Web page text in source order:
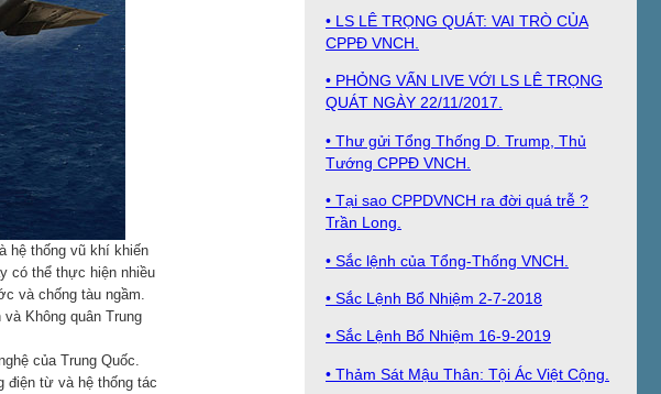
• LS LÊ TRỌNG QUÁT: VAI TRÒ CỦA
CPPĐ VNCH.
• PHỎNG VẤN LIVE VỚI LS LÊ TRỌNG
QUÁT NGÀY 22/11/2017.
• Thư gửi Tổng Thống D. Trump, Thủ
Tướng CPPĐ VNCH.
• Tại sao CPPDVNCH ra đời quá trễ ?
Trần Long.
• Sắc lệnh của Tổng-Thống VNCH.
• Sắc Lệnh Bổ Nhiệm 2-7-2018
• Sắc Lệnh Bổ Nhiệm 16-9-2019
• Thảm Sát Mậu Thân: Tội Ác Việt Cộng.
hệ thống vũ khí khiến
có thể thực hiện nhiều
và chống tàu ngầm.
Không quân Trung
của Trung Quốc.
điện từ và hệ thống tác